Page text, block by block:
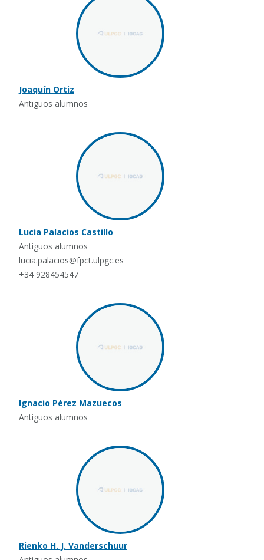
Joaquín Ortiz
Antiguos alumnos
Lucia Palacios Castillo
Antiguos alumnos
lucia.palacios@fpct.ulpgc.es
+34 928454547
Ignacio Pérez Mazuecos
Antiguos alumnos
Rienko H. J. Vanderschuur